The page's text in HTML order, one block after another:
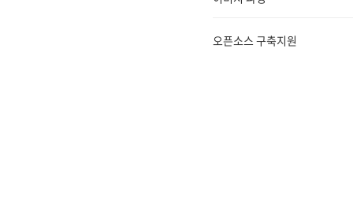
오픈소스 구축지원